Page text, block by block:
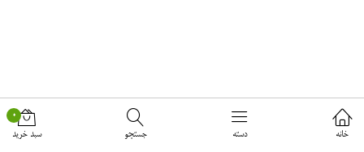
خانه دسته جستجو
0
سبد خرید